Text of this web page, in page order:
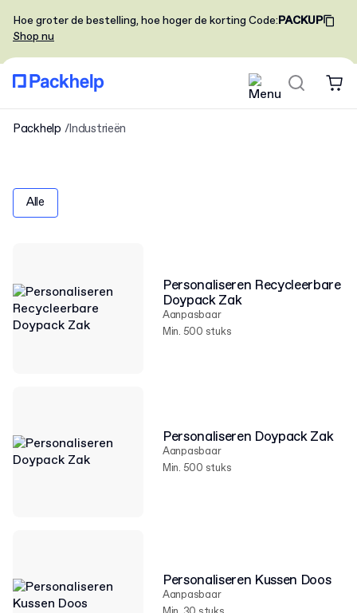
Hoe groter de bestelling, hoe hoger de korting Code:PACKUP
Shop nu
Packhelp Industrieën
Alle
Personaliseren Recycleerbare
Doypack Zak
Aanpasbaar
Min. 500 stuks
Personaliseren Doypack Zak
Aanpasbaar
Min. 500 stuks
Personaliseren Kussen Doos
Aanpasbaar